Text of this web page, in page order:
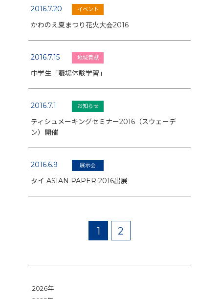
2016.7.20 イベント
かわのえ夏まつり花火大会2016
2016.7.15 地域貢献
中学生「職場体験学習」
2016.7.1 お知らせ
ティシュメーキングセミナー2016（スウェーデ
ン）開催
2016.6.9 展示会
タイ ASIAN PAPER 2016出展
1 2
2026年